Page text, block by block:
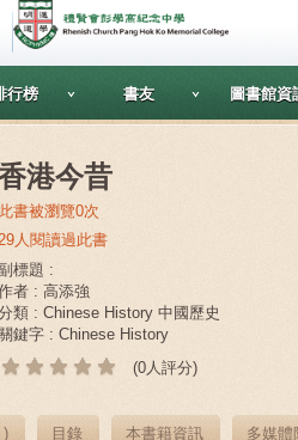
行榜 書友 圖書館資
港今昔
此書被瀏覽0次
人閱讀過此書
標題 :
者 : 高添強
類 : Chinese History 中國歷史
鍵字 : Chinese History
(0人評分)
) 目錄 本書籍資訊 多媒體